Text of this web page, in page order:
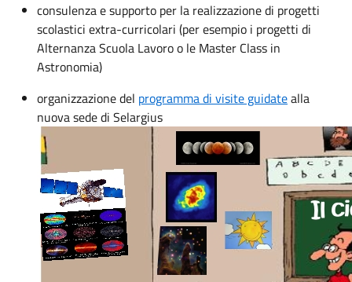
consulenza e supporto per la realizzazione di progetti
scolastici extra-curricolari (per esempio i progetti di
Alternanza Scuola Lavoro o le Master Class in
Astronomia)
organizzazione del programma di visite guidatealla
nuova sede di Selargius